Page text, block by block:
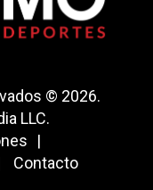
© 2026.
LLC.
Contacto